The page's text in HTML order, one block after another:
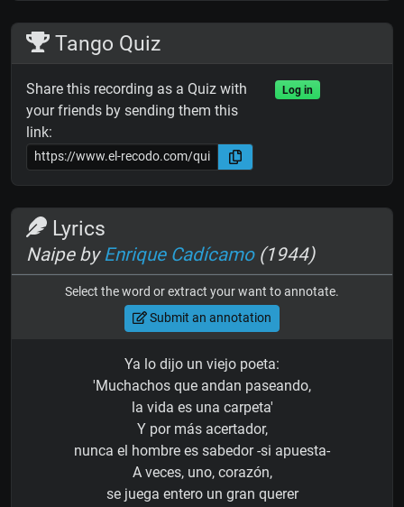
Tango Quiz
Share this recording as a Quiz with
your friends by sending them this
link:
Log in
Lyrics
Naipe by Enrique Cadícamo(1944)
Select the word or extract your want to annotate.
Submit an annotation
Ya lo dijo un viejo poeta:
'Muchachos que andan paseando,
la vida es una carpeta'
Y por más acertador,
nunca el hombre es sabedor -si apuesta-
A veces, uno, corazón,
se juega entero un gran querer